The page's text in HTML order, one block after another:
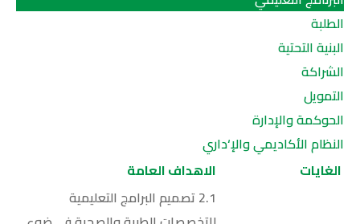
الطلبة
البنية التحتية
الشراكة
التمويل
الحوكمة والإدارة
النظام الأكاديمي والإ‘داري
الغايات
الاهداف العامة
2.1 تصميم البرامج التعليمية